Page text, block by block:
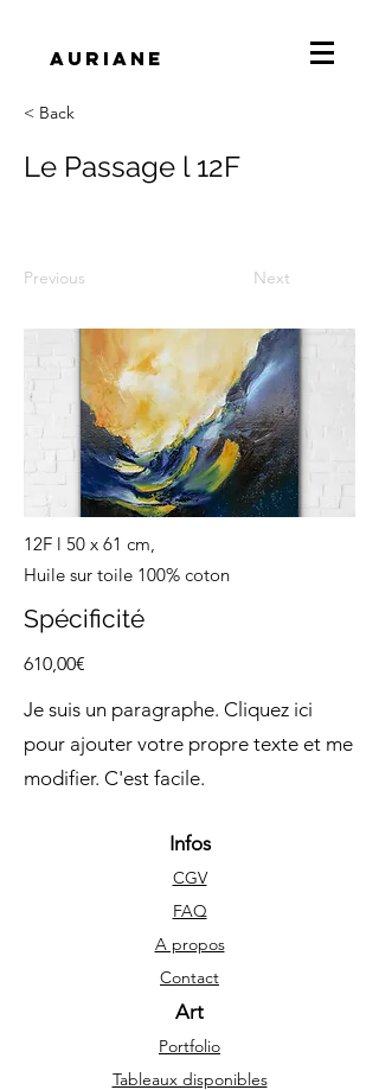
Auriane
< Back
Le Passage l 12F
Previous Next
12F l 50 x 61 cm,
Huile sur toile 100% coton
Spécificité
610,00€
Je suis un paragraphe. Cliquez ici
pour ajouter votre propre texte et me
modifier. C'est facile.
Infos
CGV
FAQ
A propos
Contact
Art
Portfolio
Tableaux disponibles